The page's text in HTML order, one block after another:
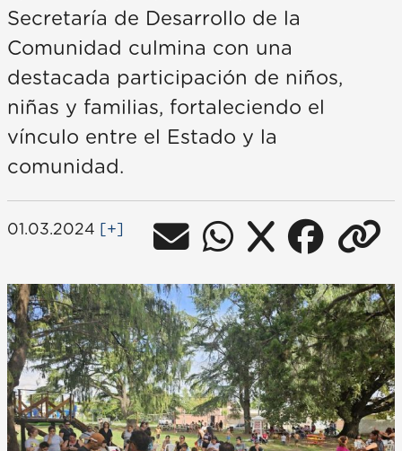
Secretaría de Desarrollo de la
Comunidad culmina con una
destacada participación de niños,
niñas y familias, fortaleciendo el
vínculo entre el Estado y la
comunidad.
01.03.2024 [+]